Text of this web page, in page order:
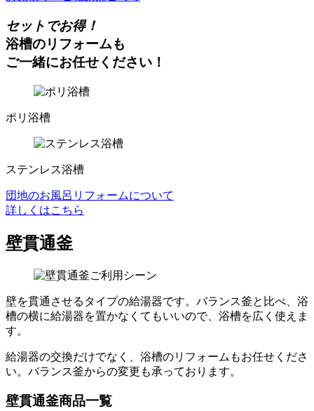
セットでお得！
浴槽のリフォームも
ご一緒にお任せください！
ポリ浴槽
ステンレス浴槽
団地のお風呂リフォームについて
詳しくはこちら
壁貫通釜
壁を貫通させるタイプの給湯器です。バランス釜と比べ、浴
槽の横に給湯器を置かなくてもいいので、浴槽を広く使えま
す。
給湯器の交換だけでなく、浴槽のリフォームもお任せくださ
い。バランス釜からの変更も承っております。
壁貫通釜商品一覧